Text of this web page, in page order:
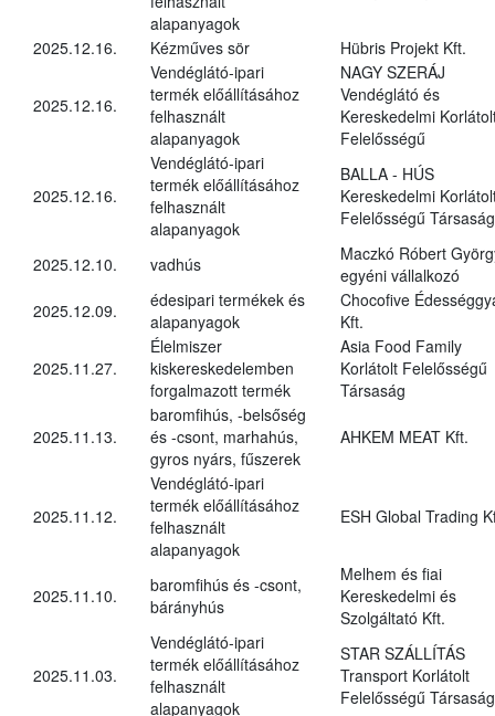
alapanyagok
2025.12.16. Kézműves sör Hübris Projekt Kft.
2025.12.16.
Vendéglátó-ipari
termék előállításához
felhasznált
alapanyagok
NAGY SZERÁJ
Vendéglátó és
Kereskedelmi
Felelősségű
2025.12.16.
Vendéglátó-ipari
termék előállításához
felhasznált
alapanyagok
BALLA - HÚS
Kereskedelmi
Felelősségű Társaság
2025.12.10. vadhús
Maczkó Róbert
egyéni vállalkozó
2025.12.09.
édesipari termékek és
alapanyagok
Chocofive
Kft.
2025.11.27.
Élelmiszer
kiskereskedelemben
forgalmazott termék
Asia Food Family
Korlátolt Felelősségű
Társaság
2025.11.13.
baromfihús, -belsőség
és -csont, marhahús,
gyros nyárs, fűszerek
AHKEM MEAT Kft.
2025.11.12.
Vendéglátó-ipari
termék előállításához
felhasznált
alapanyagok
ESH Global Trading
2025.11.10.
baromfihús és -csont,
bárányhús
Melhem és fiai
Kereskedelmi és
Szolgáltató Kft.
2025.11.03.
Vendéglátó-ipari
termék előállításához
felhasznált
alapanyagok
STAR SZÁLLÍTÁS
Transport Korlátolt
Felelősségű Társaság